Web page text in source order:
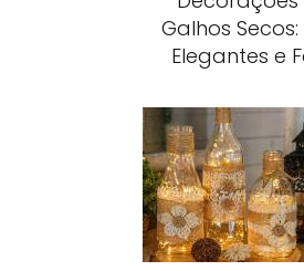
Galhos
Elegantes e